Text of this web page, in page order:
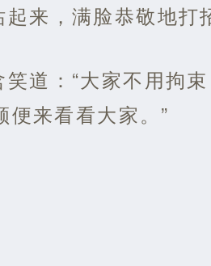
来，满脸恭敬地打
道：“大家不用拘
来看看大家。”